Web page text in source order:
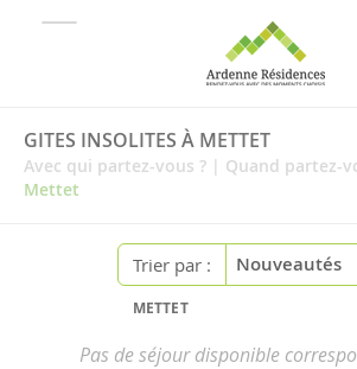
GITES INSOLITES À METTET
Avec qui partez-vous ? | Quand partez-
Mettet
Trier par :
METTET
Pas de séjour disponible